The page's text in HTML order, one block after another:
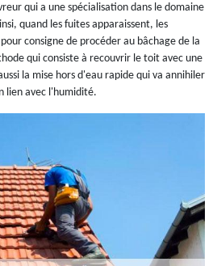
qui a une spécialisation dans le domaine
quand les fuites apparaissent, les
consigne de procéder au bâchage de la
qui consiste à recouvrir le toit avec une
la mise hors d'eau rapide qui va annihiler
lien avec l'humidité.